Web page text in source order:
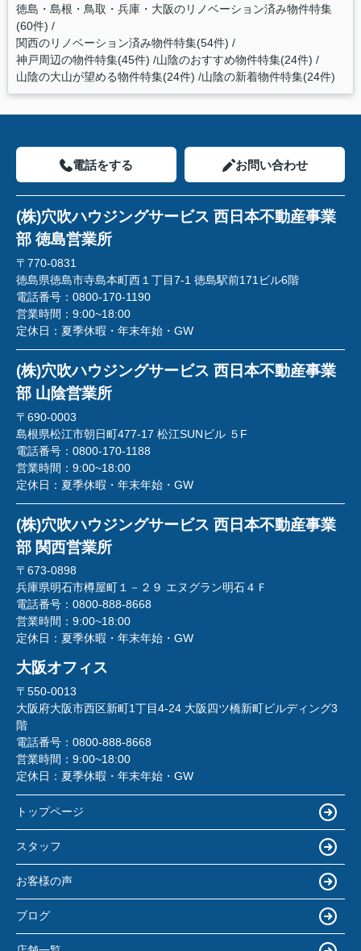
徳島・島根・鳥取・兵庫・大阪のリノベーション済み物件特集
(60件)
関西のリノベーション済み物件特集(54件)
神戸周辺の物件特集(45件) 山陰のおすすめ物件特集(24件)
山陰の大山が望める物件特集(24件) 山陰の新着物件特集(24件)
電話をする お問い合わせ
(株)穴吹ハウジングサービス 西日本不動産事業
部 徳島営業所
〒770-0831
徳島県徳島市寺島本町西１丁目7-1 徳島駅前171ビル6階
電話番号： 0800-170-1190
営業時間： 9:00~18:00
定休日： 夏季休暇・年末年始・GW
(株)穴吹ハウジングサービス 西日本不動産事業
部 山陰営業所
〒690-0003
島根県松江市朝日町477-17 松江SUNビル ５F
電話番号： 0800-170-1188
営業時間： 9:00~18:00
定休日： 夏季休暇・年末年始・GW
(株)穴吹ハウジングサービス 西日本不動産事業
部 関西営業所
〒673-0898
兵庫県明石市樽屋町１－２９ エヌグラン明石４Ｆ
電話番号： 0800-888-8668
営業時間： 9:00~18:00
定休日： 夏季休暇・年末年始・GW
大阪オフィス
〒550-0013
大阪府大阪市西区新町1丁目4-24 大阪四ツ橋新町ビルディング3
階
電話番号： 0800-888-8668
営業時間： 9:00~18:00
定休日： 夏季休暇・年末年始・GW
トップページ
スタッフ
お客様の声
ブログ